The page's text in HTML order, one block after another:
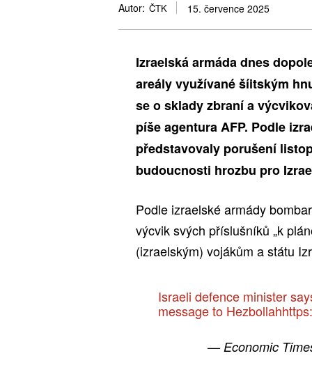
Autor: ČTK 15. července 2025
Izraelská armáda dnes
areály využívané šíitským
se o sklady zbraní a
píše agentura AFP. Podle
představovaly porušení
budoucnosti hrozbu pro
Podle izraelské armády
výcvik svých příslušníků „k
(izraelským) vojákům a státu
Israeli defence minister
message to Hezbollah
— Economic